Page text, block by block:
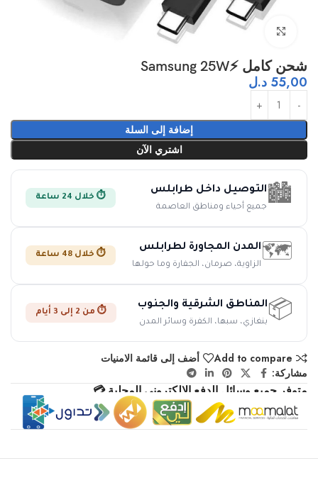
اضغط للتكبير
شحن كامل ⚡Samsung 25W
55,00 د.ل
إضافة إلى السلة
اشتري الآن
🏙️التوصيل داخل طرابلس
جميع أحياء ومناطق العاصمة
⏱️ خلال 24 ساعة
🗺️المدن المجاورة لطرابلس
الزاوية، صرمان، الجفارة وما حولها
⏱️ خلال 48 ساعة
📦المناطق الشرقية والجنوب
بنغازي، سبها، الكفرة وسائر المدن
⏱️ من 2 إلى 3 أيام
Add to compare
أضف إلى قائمة الامنيات
مشاركة:
متوفر جميع وسائل الدفع الإلكتروني المحلية 💳